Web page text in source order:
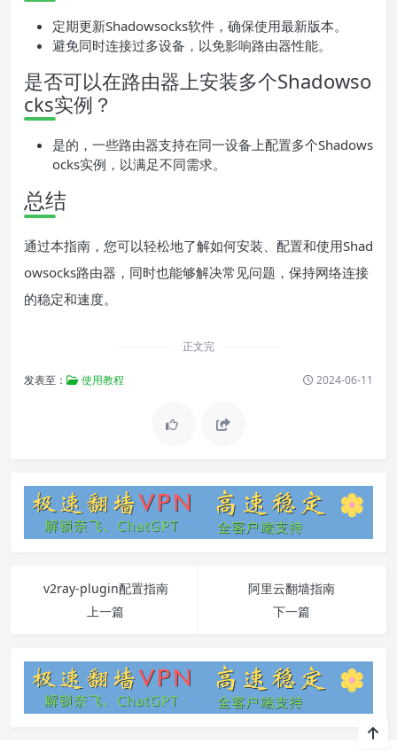
定期更新Shadowsocks软件，确保使用最新版本。
避免同时连接过多设备，以免影响路由器性能。
是否可以在路由器上安装多个Shadowso
cks实例？
是的，一些路由器支持在同一设备上配置多个Shadows
ocks实例，以满足不同需求。
总结
通过本指南，您可以轻松地了解如何安装、配置和使用Shad
owsocks路由器，同时也能够解决常见问题，保持网络连接
的稳定和速度。
正文完
发表至： 使用教程 2024-06-11
v2ray-plugin配置指南
上一篇
阿里云翻墙指南
下一篇